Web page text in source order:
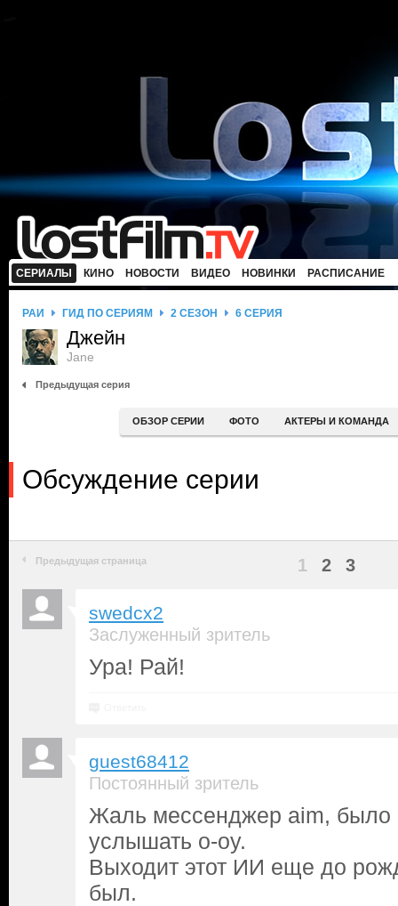
СЕРИАЛЫ КИНО НОВОСТИ ВИДЕО НОВИНКИ РАСПИСАНИЕ
РАЙ ГИД ПО СЕРИЯМ 2 СЕЗОН 6 СЕРИЯ
Джейн
Jane
Предыдущая серия
ОБЗОР СЕРИИ ФОТО АКТЕРЫ И КОМАНДА
Обсуждение серии
Предыдущая страница 1 2 3
swedcx2
Заслуженный зритель
Ура! Рай!
guest68412
Постоянный зритель
Жаль мессенджер aim, было
услышать о-оу.
Выходит этот ИИ еще до
был.